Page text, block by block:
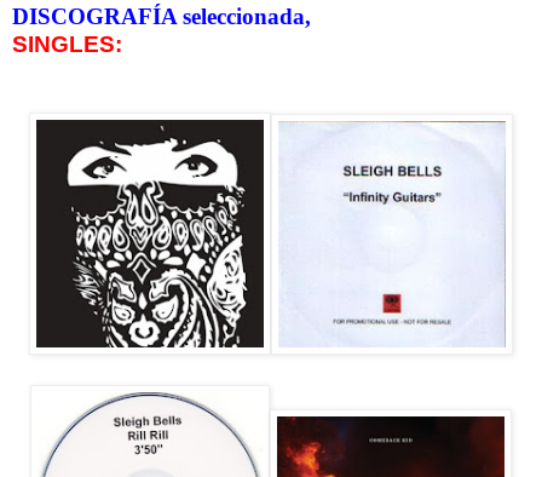
DISCOGRAFÍA seleccionada,
SINGLES: